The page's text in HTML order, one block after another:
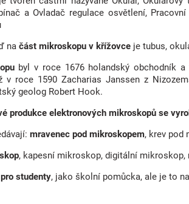
a Ovladač regulace osvětlení,
na část mikroskopu v křížovce je tubus,
byl v roce 1676 holandský obchodník
v roce 1590 Zacharias Janssen z
geolog Robert Hook.
produkce elektronových mikroskopů se
mravenec pod mikroskopem, krev pod
, kapesní mikroskop, digitální
studenty, jako školní pomůcka, ale je to